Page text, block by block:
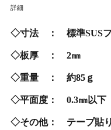
詳細
◇寸法 ： 標準SUSフ
◇板厚 ： 2㎜
◇重量 ： 約85ｇ
◇平面度： 0.3㎜以下
◇その他： テープ貼り